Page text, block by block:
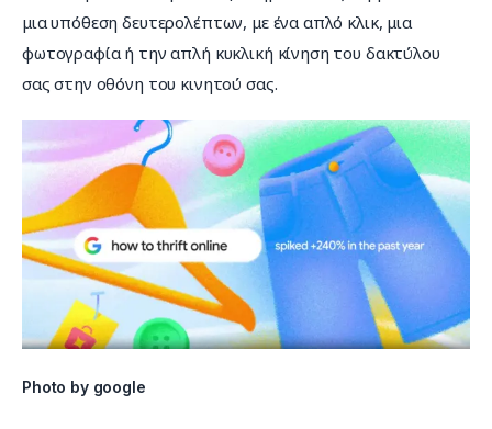
μια υπόθεση δευτερολέπτων, με ένα απλό κλικ, μια
φωτογραφία ή την απλή κυκλική κίνηση του δακτύλου
σας στην οθόνη του κινητού σας.
Photo by google